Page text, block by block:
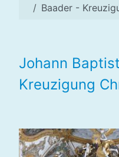
Baader -
Johann
Kreuzigung